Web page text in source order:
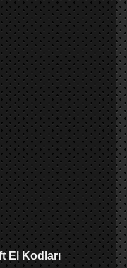
El Kodları